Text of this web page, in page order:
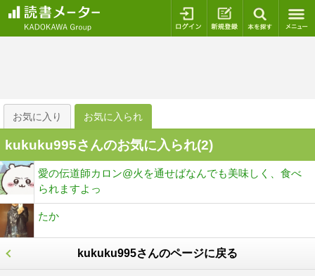
ログイン 新規登録
お気に入り お気に入られ
kukuku995さんのお気に入られ(2)
愛の伝道師カロン@火を通せばなんでも美味しく、食べ
られますよっ
たか
kukuku995さんのページに戻る